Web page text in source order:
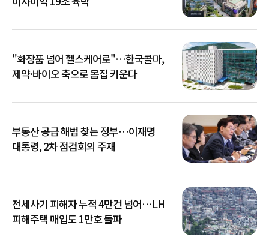
"화장품 넘어 헬스케어로"…한국콜마,
제약·바이오 축으로 몸집 키운다
부동산 공급 해법 찾는 정부…이재명
대통령, 2차 점검회의 주재
전세사기 피해자 누적 4만건 넘어…LH
피해주택 매입도 1만호 돌파